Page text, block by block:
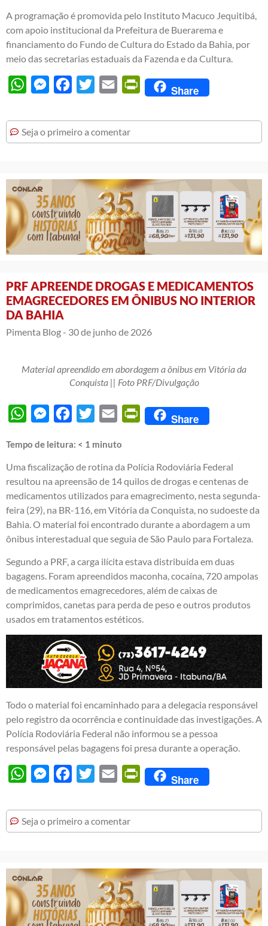
A programação é promovida pelo Instituto Macuco Jequitibá,
com apoio institucional da Prefeitura de Buerarema e
financiamento do Fundo de Cultura do Estado da Bahia, por
meio das secretarias estaduais da Fazenda e da Cultura.
WhatsAppMessengerFacebook
Twitter Email PrintFriendly
Share
Seja o primeiro a comentar
PRF APREENDE DROGAS E MEDICAMENTOS
EMAGRECEDORES EM ÔNIBUS NO INTERIOR
DA BAHIA
Pimenta Blog - 30 de junho de 2026
Material apreendido em abordagem a ônibus em Vitória da
Conquista || Foto PRF/Divulgação
WhatsAppMessengerFacebook
Twitter Email PrintFriendly
Share
Tempo de leitura: < 1 minuto
Uma fiscalização de rotina da Polícia Rodoviária Federal
resultou na apreensão de 14 quilos de drogas e centenas de
medicamentos utilizados para emagrecimento, nesta segunda-
feira (29), na BR-116, em Vitória da Conquista, no sudoeste da
Bahia. O material foi encontrado durante a abordagem a um
ônibus interestadual que seguia de São Paulo para Fortaleza.
Segundo a PRF, a carga ilícita estava distribuída em duas
bagagens. Foram apreendidos maconha, cocaína, 720 ampolas
de medicamentos emagrecedores, além de caixas de
comprimidos, canetas para perda de peso e outros produtos
usados em tratamentos estéticos.
Todo o material foi encaminhado para a delegacia responsável
pelo registro da ocorrência e continuidade das investigações. A
Polícia Rodoviária Federal não informou se a pessoa
responsável pelas bagagens foi presa durante a operação.
WhatsAppMessengerFacebook
Twitter Email PrintFriendly
Share
Seja o primeiro a comentar